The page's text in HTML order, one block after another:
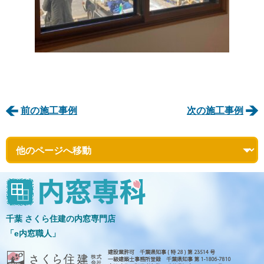
前の施工事例 次の施工事例
千葉 さくら住建の内窓専門店
「e内窓職人」